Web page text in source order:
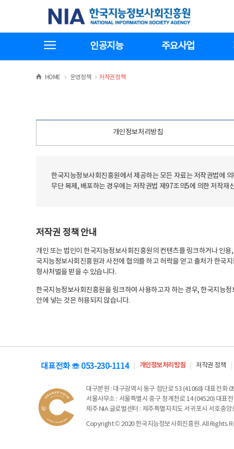
기
한국지능정보사회진흥원
인공지능 주요사업
HOME >운영정책 >
저작권정책
개인정보처리방침
한국지능정보사회진흥원에서 제공하는 모든 자료는 저작권법에
무단 복제, 배포하는 경우에는 저작권법 제97조의5에 의한 저작재
저작권 정책 안내
개인 또는 법인이 한국지능정보사회진흥원의 컨텐츠를 링크하거나 인
국지능정보사회진흥원과 사전에 협의를 하고 허락을 얻고 출처가 한국
형사처벌을 받을 수 있습니다.
한국지능정보사회진흥원을 링크하여 사용하고자 하는 경우, 한국지능
안에 넣는 것은 허용되지 않습니다.
대표전화 ☏ 053-230-1114 개인정보처리방침 저작권 정책
대구본원 : 대구광역시 동구 첨단로 53 (41068) 대표전화
서울사무소 : 서울특별시 중구 청계천로 14 (04520) 대표
제주 NIA 글로벌센터 : 제주특별자치도 서귀포시 서호중
Copyright © 2020 한국지능정보사회진흥원. All Rights